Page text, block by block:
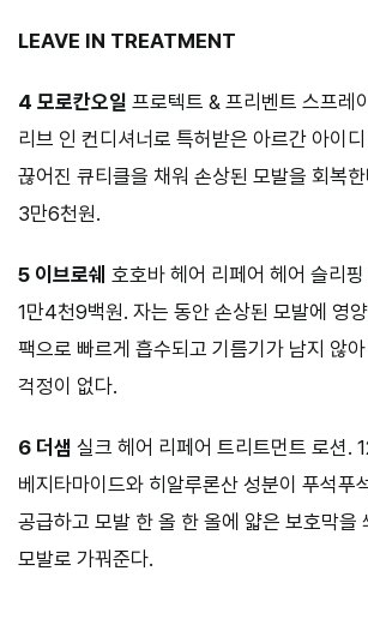
LEAVE IN TREATMENT
4 모로칸오일 프로텍트 & 프리벤트 스프레
리브 인 컨디셔너로 특허받은 아르간 아이
끊어진 큐티클을 채워 손상된 모발을 회복
3만6천원.
5 이브로쉐 호호바 헤어 리페어 헤어 슬리
1만4천9백원. 자는 동안 손상된 모발에 영
팩으로 빠르게 흡수되고 기름기가 남지 않
걱정이 없다.
6 더샘 실크 헤어 리페어 트리트먼트 로션.
베지타마이드와 히알루론산 성분이 푸석푸
공급하고 모발 한 올 한 올에 얇은 보호막을
모발로 가꿔준다.